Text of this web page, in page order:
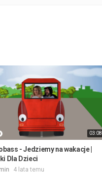
03:08
- Jedziemy na wakacje |
Dla Dzieci
4 lata temu